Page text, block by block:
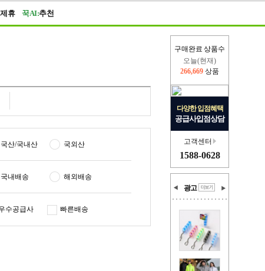
휴 꾹AI:추천
구매완료 상품수
402,926
오늘(현재)
266,669 상품
다양한 입점혜택
공급사입점상담
고객센터
1588-0628
광고
국산/국내산 국외산
국내배송 해외배송
수공급사 빠른배송